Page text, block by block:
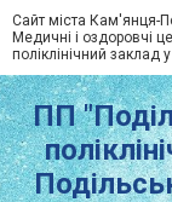
Сайт міста Кам'янця-
Медичні і оздоровчі
поліклінічний заклад
ПП